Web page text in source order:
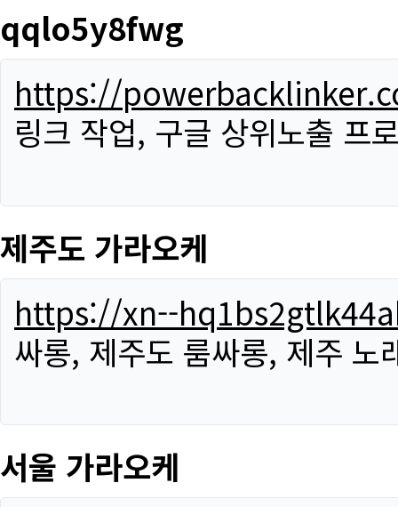
qqlo5y8fwg
https://
링크 작업, 구글 상위노출 프
제주도 가라오케
https://xn--
싸롱, 제주도 룸싸롱, 제주 노
서울 가라오케